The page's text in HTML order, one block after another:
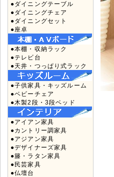
●ダイニングテーブル
●ダイニングチェア
●ダイニングセット
●座卓
●本棚・収納ラック
●テレビ台
●天井・つっぱり式ラック
●子供家具・キッズルーム
●ベビーチェア
●木製2段・3段ベッド
●アイアン家具
●カントリー調家具
●アジアン家具
●デザイナーズ家具
●籐・ラタン家具
●民芸家具
●仏壇台